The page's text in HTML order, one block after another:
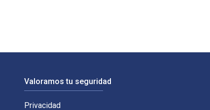
Valoramos tu seguridad
Privacidad